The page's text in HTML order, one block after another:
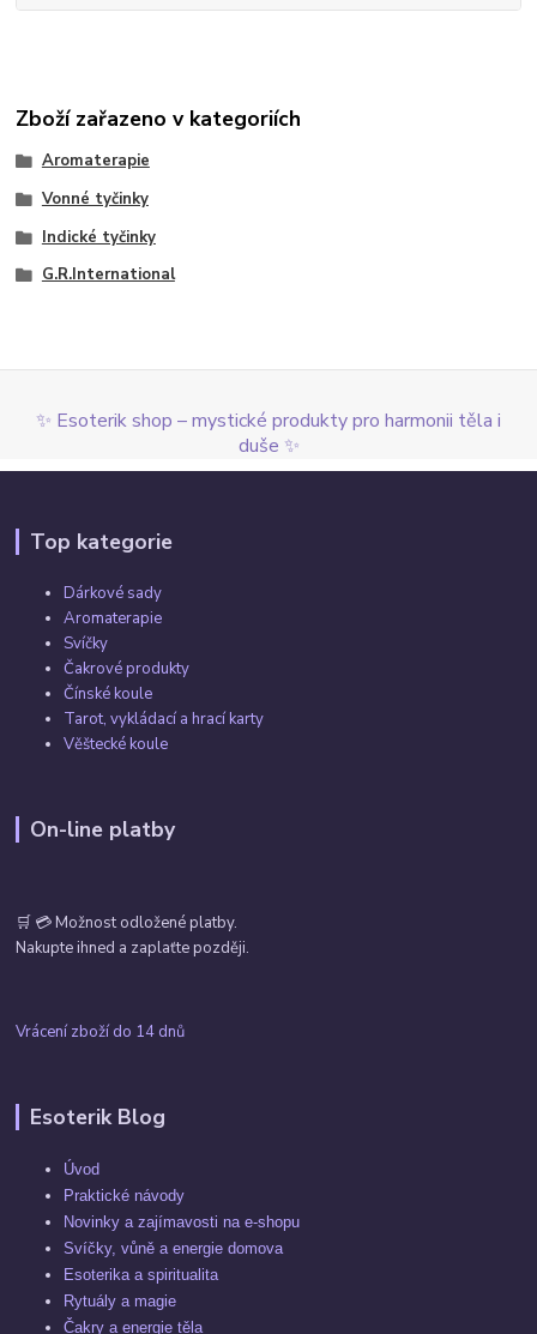
Zboží zařazeno v kategoriích
Aromaterapie
Vonné tyčinky
Indické tyčinky
G.R.International
✨ Esoterik shop – mystické produkty pro harmonii těla i
duše ✨
Top kategorie
Dárkové sady
Aromaterapie
Svíčky
Čakrové produkty
Čínské koule
Tarot, vykládací a hrací karty
Věštecké koule
On-line platby
🛒 💳 Možnost odložené platby.
Nakupte ihned a zaplaťte později.
Vrácení zboží do 14 dnů
Esoterik Blog
Úvod
Praktické návody
Novinky a zajímavosti na e-shopu
Svíčky, vůně a energie domova
Esoterika a spiritualita
Rytuály a magie
Čakry a energie těla